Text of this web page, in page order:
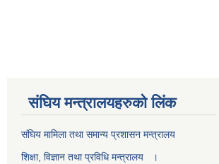
स‌ंघिय मन्त्रालयहरुको लिंक
स‌ंघिय मामिला तथा समान्य प्रशासन मन्त्रालय
शिक्षा, विज्ञान तथा प्रविधि मन्त्रालय ।